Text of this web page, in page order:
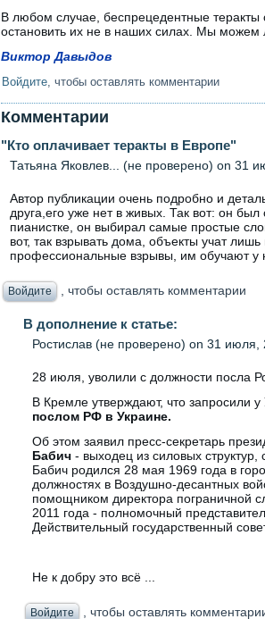
В любом случае, беспрецедентные
остановить их не в наших силах. Мы можем
Виктор Давыдов
Войдите , чтобы оставлять комментарии
Комментарии
"Кто оплачивает теракты в Европе"
Татьяна Яковлев... (не проверено) on 31
Автор публикации очень подробно и
друга,его уже нет в живых. Так вот: он
пианистке, он выбирал самые простые
вот, так взрывать дома, объекты учат
профессиональные взрывы, им обучают у
Войдите , чтобы оставлять комментарии
В дополнение к статье:
Ростислав (не проверено) on 31 июля,
28 июля, уволили с должности посла
В Кремле утверждают, что запросили
послом РФ в Украине.
Об этом заявил пресс-секретарь
Бабич - выходец из силовых
Бабич родился 28 мая 1969 года в
должностях в Воздушно-десантных
помощником директора пограничной
2011 года - полномочный
Действительный государственный
Не к добру это всё ...
Войдите , чтобы оставлять